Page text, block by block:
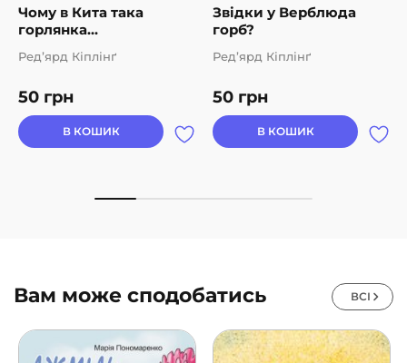
Чому в Кита така
горлянка...
50 грн
Ред’ярд Кіплінґ
В КОШИК
Звідки у Верблюда
горб?
50 грн
Ред’ярд Кіплінґ
В КОШИК
Вам може сподобатись ВСІ